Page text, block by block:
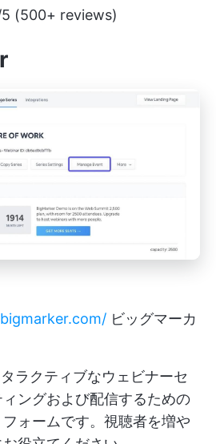
(500+ reviews)
ビッグマーカ
ラクティブなウェビナーセ
ングおよび配信するための
ォームです。視聴者を増や